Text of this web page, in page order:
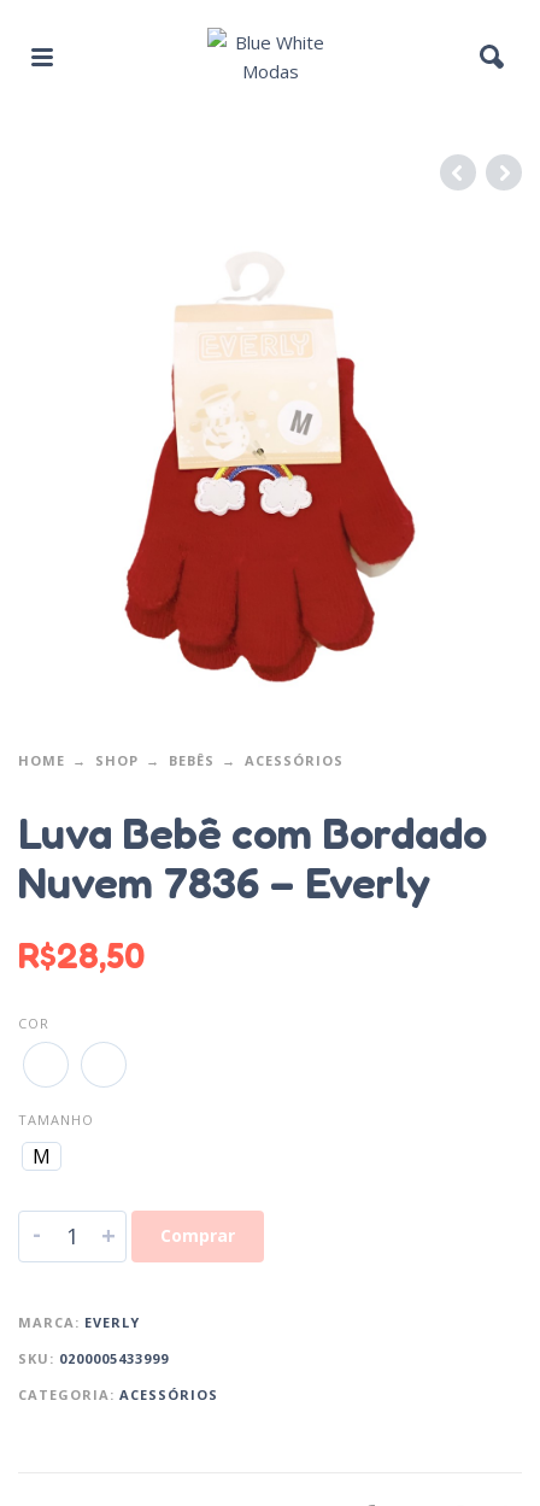
HOME SHOP BEBÊS ACESSÓRIOS
Luva Bebê com Bordado
Nuvem 7836 – Everly
R$28,50
COR
TAMANHO
M
- + Comprar
MARCA: EVERLY
SKU: 0200005433999
CATEGORIA: ACESSÓRIOS